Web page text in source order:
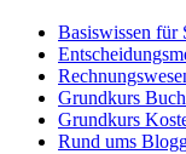
Basiswissen für
Grundkurs
Grundkurs
Rund ums